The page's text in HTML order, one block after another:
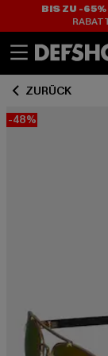
BIS ZU -65%
ZURÜCK
-48%